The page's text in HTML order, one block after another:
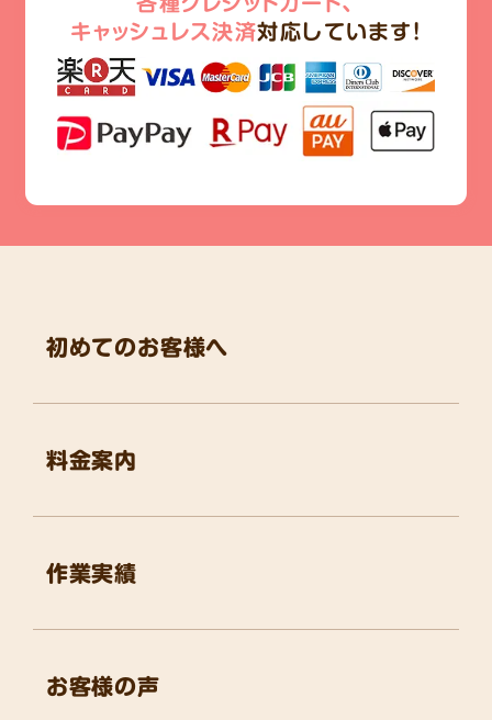
キャッシュレス決済対応しています!
初めてのお客様へ
料金案内
作業実績
お客様の声